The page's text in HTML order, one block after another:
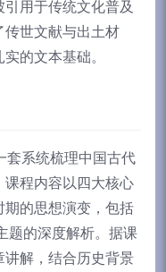
用于传统文化普及
世文献与出土材
的文本基础。
套系统梳理中国古代
程内容以四大核心
的思想演变，包括
题的深度解析。据课
解，结合历史背景